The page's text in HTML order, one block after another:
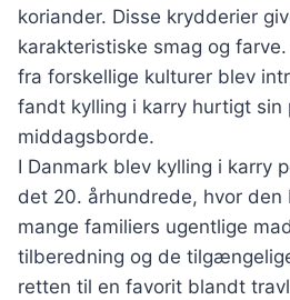
koriander. Disse krydderier
karakteristiske smag og
fra forskellige kulturer blev
fandt kylling i karry hurtigt sin
middagsborde.
I Danmark blev kylling i karry
det 20. århundrede, hvor
mange familiers ugentlige
tilberedning og de
retten til en favorit blandt